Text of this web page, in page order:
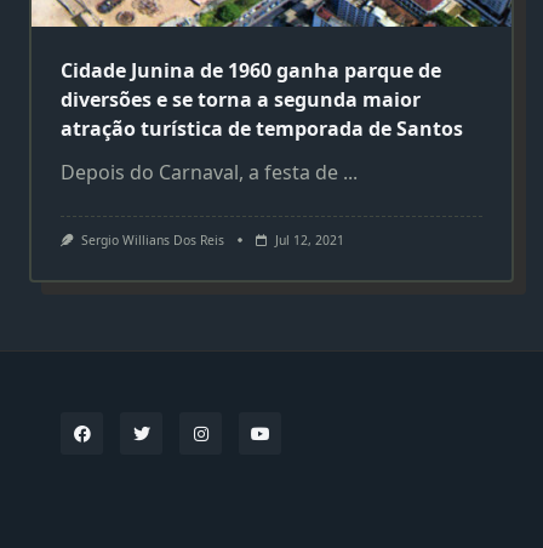
Cidade Junina de 1960 ganha parque de
diversões e se torna a segunda maior
atração turística de temporada de Santos
Depois do Carnaval, a festa de ...
Sergio Willians Dos Reis Jul 12, 2021